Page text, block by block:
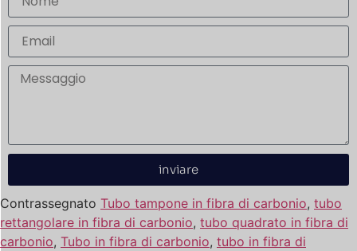
inviare
Contrassegnato Tubo tampone in fibra di carbonio, tubo
rettangolare in fibra di carbonio, tubo quadrato in fibra di
carbonio, Tubo in fibra di carbonio, tubo in fibra di